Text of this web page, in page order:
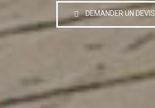
DEMANDER UN DEVIS